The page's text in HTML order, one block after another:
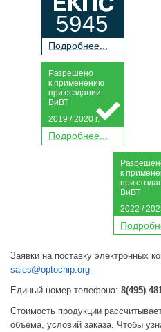
Подробнее...
5945
Подробнее...
Разрешено
к применению
присоздании
Ви ВТ
2019 / 2020 г.
По
Ра
к
присоз
Ви ВТ
2022 /
Заявки на поставку электронных
sales@optochip.org
Единый номер телефона: 8(495)
Стоимость продукции
объема, условий заказа. Чтобы